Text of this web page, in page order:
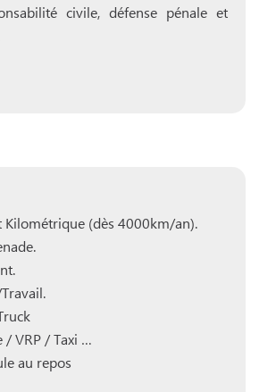
civile, défense pénale et
Kilométrique (dès 4000km/an).
/ VRP / Taxi …
au repos